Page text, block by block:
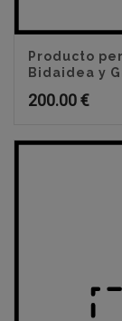
Producto
Bidaidea y
200.00€